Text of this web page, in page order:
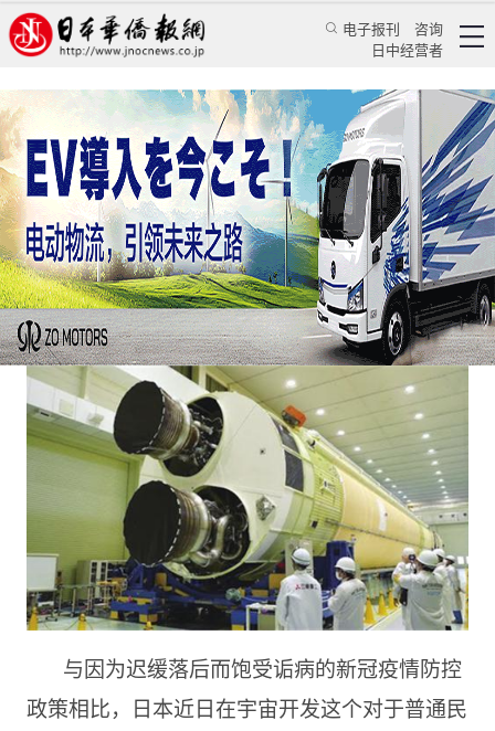
电子报刊
咨询
日中经营者
日本欲借新生代火箭“提速”什么？
键睿智库高级研究员 蒋丰 评论 日本纵横
日本华侨报网 2021/1/30 10:00:44
与因为迟缓落后而饱受诟病的新冠疫情防控
政策相比，日本近日在宇宙开发这个对于普通民